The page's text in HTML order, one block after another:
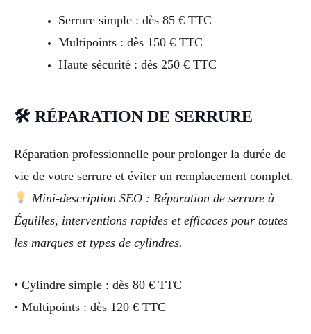
Serrure simple : dès 85 € TTC
Multipoints : dès 150 € TTC
Haute sécurité : dès 250 € TTC
🛠 RÉPARATION DE SERRURE
Réparation professionnelle pour prolonger la durée de
vie de votre serrure et éviter un remplacement complet.
Mini-description SEO : Réparation de serrure à
Éguilles, interventions rapides et efficaces pour toutes
les marques et types de cylindres.
• Cylindre simple : dès 80 € TTC
• Multipoints : dès 120 € TTC